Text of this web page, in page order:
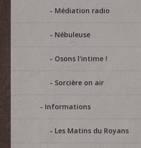
Médiation radio
Nébuleuse
Osons l'intime !
Sorcière on air
Informations
Les Matins du Royans